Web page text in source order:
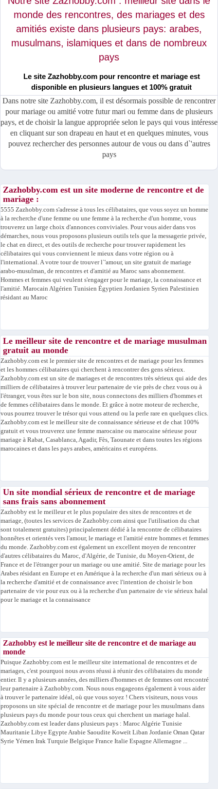
monde des rencontres, des mariages et des
amitiés existe dans plusieurs pays: arabes,
musulmans, islamiques et dans de nombreux
pays
Le site Zazhobby.com pour rencontre et mariage est
disponible en plusieurs langues et 100% gratuit
Dans notre site Zazhobby.com, il est désormais possible de rencontrer
pour mariage ou amitié votre futur mari ou femme dans de plusieurs
pays, et de choisir la langue appropriée selon le pays qui vous intéresse
en cliquant sur son drapeau en haut et en quelques minutes, vous
pouvez rechercher des personnes autour de vous ou dans d`'autres
pays
Zazhobby.com est un site moderne de rencontre et de
mariage :
5555 Zazhobby.com s'adresse à tous les célibataires, que vous soyez un homme
à la recherche d'une femme ou une femme à la recherche d'un homme, vous
trouverez un large choix d'annonces conviviales. Pour vous aider dans vos
démarches, nous vous proposons plusieurs outils tels que la messagerie privée,
le chat en direct, et des outils de recherche pour trouver rapidement les
célibataires qui vous conviennent le mieux dans votre région ou à
l'international. A votre tour de trouver l`'amour, un site gratuit de mariage
arabo-musulman, de rencontres et d'amitié au Maroc sans abonnement.
Hommes et femmes qui veulent s'engager pour le mariage, la connaissance et
l'amitié. Marocain Algérien Tunisien Égyptien Jordanien Syrien Palestinien
résidant au Maroc
Le meilleur site de rencontre et de mariage musulman
gratuit au monde
Zazhobby.com est le premier site de rencontres et de mariage pour les femmes
et les hommes célibataires qui cherchent à rencontrer des gens sérieux.
Zazhobby.com est un site de mariages et de rencontres très sérieux qui aide des
milliers de célibataires à trouver leur partenaire de vie près de chez vous ou à
l'étranger, vous êtes sur le bon site, nous connectons des milliers d'hommes et
de femmes célibataires dans le monde. Et grâce à notre moteur de recherche,
vous pourrez trouver le trésor qui vous attend ou la perle rare en quelques clics.
Zazhobby.com est le meilleur site de connaissance sérieuse et de chat 100%
gratuit et vous trouverez une femme marocaine ou marocaine sérieuse pour
mariage à Rabat, Casablanca, Agadir, Fès, Taounate et dans toutes les régions
marocaines et dans les pays arabes, américains et européens.
Un site mondial sérieux de rencontre et de mariage
sans frais sans abonnement
Zazhobby est le meilleur et le plus populaire des sites de rencontres et de
mariage, (toutes les services de Zazhobby.com ainsi que l'utilisation du chat
sont totalement gratuites) principalement dédié à la rencontre de célibataires
honnêtes et orientés vers l'amour, le mariage et l'amitié entre hommes et femmes
du monde. Zazhobby.com est également un excellent moyen de rencontrer
d'autres célibataires du Maroc, d'Algérie, de Tunisie, du Moyen-Orient, de
France et de l'étranger pour un mariage ou une amitié. Site de mariage pour les
Arabes résidant en Europe et en Amérique à la recherche d'un mari sérieux ou à
la recherche d'amitié et de connaissance avec l'intention de choisir le bon
partenaire de vie pour eux ou à la recherche d'un partenaire de vie sérieux halal
pour le mariage et la connaissance
Zazhobby est le meilleur site de rencontre et de mariage au
monde
Puisque Zazhobby.com est le meilleur site international de rencontres et de
mariages, c'est pourquoi nous avons réussi à réunir des célibataires du monde
entier. Il y a plusieurs années, des milliers d'hommes et de femmes ont rencontré
leur partenaire à Zazhobby.com. Nous nous engageons également à vous aider
à trouver le partenaire idéal, où que vous soyez ! Chers visiteurs, nous vous
proposons un site spécial de rencontre et de mariage pour les musulmans dans
plusieurs pays du monde pour tous ceux qui cherchent un mariage halal.
Zazhobby.com est leader dans plusieurs pays : Maroc Algérie Tunisie
Mauritanie Libye Egypte Arabie Saoudite Koweït Liban Jordanie Oman Qatar
Syrie Yémen Irak Turquie Belgique France Italie Espagne Allemagne ...